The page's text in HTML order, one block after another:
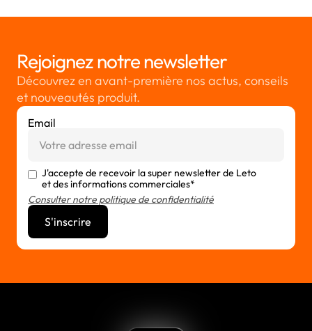
Rejoignez notre newsletter
Découvrez en avant-première nos actus, conseils
et nouveautés produit.
Email
J'accepte de recevoir la super newsletter de Leto
et des informations commerciales*
Consulter notre politique de confidentialité